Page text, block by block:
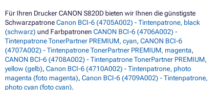
Für Ihren Drucker CANON S820D bieten wir Ihnen die günstigste
SchwarzpatroneCanon BCI-6 (4705A002) - Tintenpatrone, black
(schwarz) und Farbpatronen CANON BCI-6 (4706A002) -
Tintenpatrone TonerPartner PREMIUM, cyan, CANON BCI-6
(4707A002) - Tintenpatrone TonerPartner PREMIUM, magenta,
CANON BCI-6 (4708A002) - Tintenpatrone TonerPartner PREMIUM,
yellow (gelb), Canon BCI-6 (4710A002) - Tintenpatrone, photo
magenta (foto magenta), Canon BCI-6 (4709A002) - Tintenpatrone,
photo cyan (foto cyan).